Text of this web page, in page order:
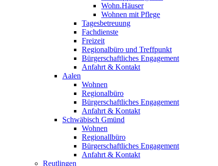
Wohn.Häuser
Wohnen mit Pflege
Tagesbetreuung
Fachdienste
Freizeit
Regionalbüro und Treffpunkt
Bürgerschaftliches Engagement
Anfahrt & Kontakt
Aalen
Wohnen
Regionalbüro
Bürgerschaftliches Engagement
Anfahrt & Kontakt
Schwäbisch Gmünd
Wohnen
Regionallbüro
Bürgerschaftliches Engagement
Anfahrt & Kontakt
Reutlingen